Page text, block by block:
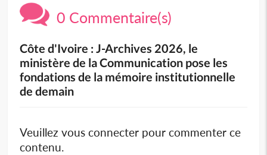
0 Commentaire(s)
Côte d'Ivoire : J-Archives 2026, le
ministère de la Communication pose les
fondations de la mémoire institutionnelle
de demain
Veuillez vous connecter pour commenter ce
contenu.